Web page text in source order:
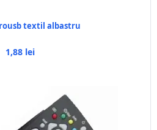
textil albastru
1,88 lei